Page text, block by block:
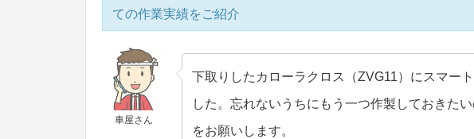
ての作業実績をご紹介
車屋さん
下取りしたカローラクロス（ZVG11）にスマー
した。忘れないうちにもう一つ作製しておきた
をお願いします。